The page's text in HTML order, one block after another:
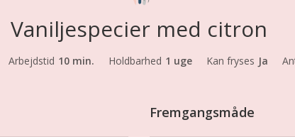
Vaniljespecier med citron
Arbejdstid 10 min. Holdbarhed 1 uge Kan fryses Ja
Fremgangsmåde